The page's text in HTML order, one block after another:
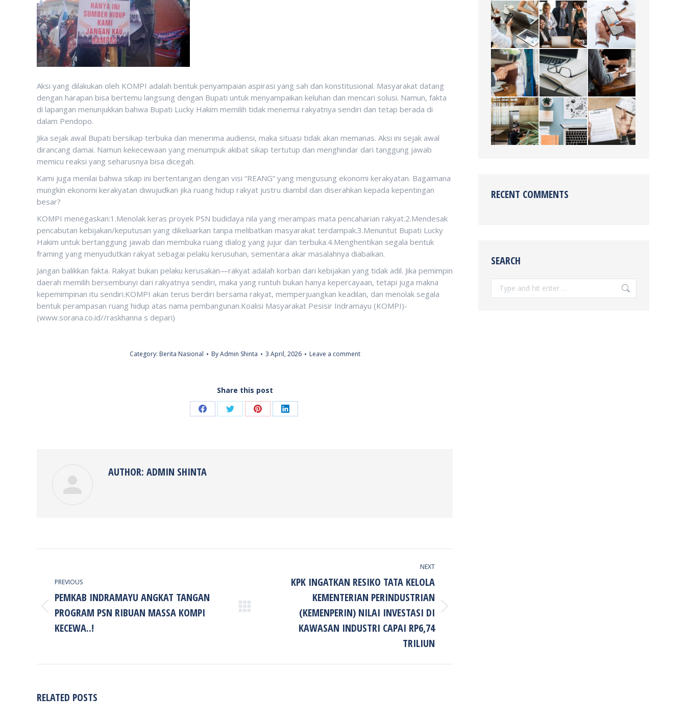
Aksi yang dilakukan oleh KOMPI adalah bentuk penyampaian aspirasi yang sah dan konstitusional. Masyarakat datang
dengan harapan bisa bertemu langsung dengan Bupati untuk menyampaikan keluhan dan mencari solusi. Namun, fakta
di lapangan menunjukkan bahwa Bupati Lucky Hakim memilih tidak menemui rakyatnya sendiri dan tetap berada di
dalam Pendopo.
Jika sejak awal Bupati bersikap terbuka dan menerima audiensi, maka situasi tidak akan memanas. Aksi ini sejak awal
dirancang damai. Namun kekecewaan yang menumpuk akibat sikap tertutup dan menghindar dari tanggung jawab
memicu reaksi yang seharusnya bisa dicegah.
Kami juga menilai bahwa sikap ini bertentangan dengan visi “REANG” yang mengusung ekonomi kerakyatan. Bagaimana
mungkin ekonomi kerakyatan diwujudkan jika ruang hidup rakyat justru diambil dan diserahkan kepada kepentingan
besar?
KOMPI menegaskan:1.Menolak keras proyek PSN budidaya nila yang merampas mata pencaharian rakyat.2.Mendesak
pencabutan kebijakan/keputusan yang dikeluarkan tanpa melibatkan masyarakat terdampak.3.Menuntut Bupati Lucky
Hakim untuk bertanggung jawab dan membuka ruang dialog yang jujur dan terbuka.4.Menghentikan segala bentuk
framing yang menyudutkan rakyat sebagai pelaku kerusuhan, sementara akar masalahnya diabaikan.
Jangan balikkan fakta. Rakyat bukan pelaku kerusakan—rakyat adalah korban dari kebijakan yang tidak adil. Jika pemimpin
daerah memilih bersembunyi dari rakyatnya sendiri, maka yang runtuh bukan hanya kepercayaan, tetapi juga makna
kepemimpinan itu sendiri.KOMPI akan terus berdiri bersama rakyat, memperjuangkan keadilan, dan menolak segala
bentuk perampasan ruang hidup atas nama pembangunan.Koalisi Masyarakat Pesisir Indramayu (KOMPI)-
(www.sorana.co.id//raskhanna s depari)
Category: Berita Nasional ByAdmin Shinta 3 April, 2026 Leave a comment
Share this post
Share Share Share Share
AUTHOR: ADMIN SHINTA
PREVIOUS
Previous
post:
PEMKAB INDRAMAYU ANGKAT TANGAN
PROGRAM PSN RIBUAN MASSA KOMPI
KECEWA..!
NEXT
KPK INGATKAN RESIKO TATA KELOLA
KEMENTERIAN PERINDUSTRIAN
(KEMENPERIN) NILAI INVESTASI DI
KAWASAN INDUSTRI CAPAI RP6,74
TRILIUN
RELATED POSTS
RECENT COMMENTS
SEARCH
Search: